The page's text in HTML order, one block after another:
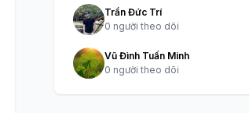
Trần Đức Trí
0 người theo dõi
Vũ Đình Tuấn Minh
0 người theo dõi